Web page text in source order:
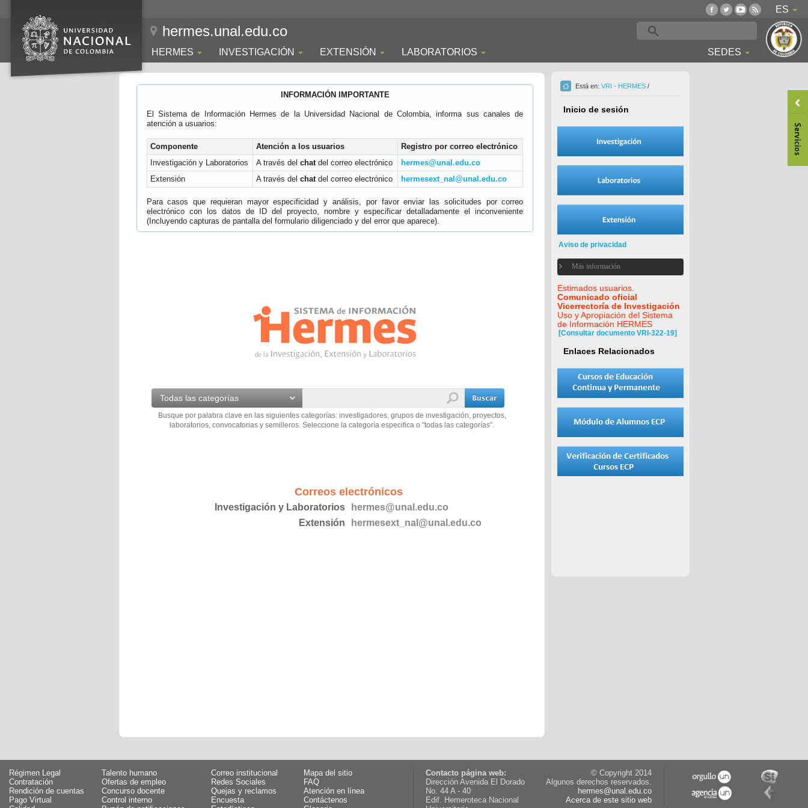
ES
hermes.unal.edu.co
HERMES INVESTIGACIÓN EXTENSIÓN LABORATORIOS SEDES
INFORMACIÓN IMPORTANTE
El Sistema de Información Hermes de la Universidad Nacional de Colombia, informa sus canales de
atención a usuarios:
Componente Atención a los usuarios
Registro por correo electrónico
Investigación y Laboratorios
A través del chatdel correo electrónico
hermes@unal.edu.co
Extensión
A través del chatdel correo electrónico hermesext_nal@unal.edu.co
Para casos que requieran mayor especificidad y análisis, por favor enviar las solicitudes por correo
electrónico con los datos de ID del proyecto, nombre y especificar detalladamente el inconveniente
(Incluyendo capturas de pantalla del formulario diligenciado y del error que aparece).
Todas las categorías
Busque por palabra clave en las siguientes categorías: investigadores, grupos de investigación, proyectos,
laboratorios, convocatorias y semilleros. Seleccione la categoría especifica o "todas las categorías".
Correos electrónicos
Investigación y Laboratorios
hermes@unal.edu.co
Extensión
hermesext_nal@unal.edu.co
Está en: VRI - HERMES /
Inicio de sesión
Aviso de privacidad
Más información
Estimados usuarios.
Comunicado oficial
Vicerrectoría de Investigación
Uso y Apropiación del Sistema
de Información HERMES
[Consultar documento VRI-322-19]
Enlaces Relacionados
Régimen Legal
Talento humano
Contratación
Ofertas de empleo
Rendición de cuentas
Concurso docente
Pago Virtual
Control interno
Correo institucional
Mapa del sitio
Redes Sociales
FAQ
Quejas y reclamos
Atención en línea
Encuesta
Contáctenos
Contacto página web:
Dirección Avenida El Dorado
No. 44 A - 40
Edif. Hemeroteca Nacional
© Copyright 2014
Algunos derechos reservados.
hermes@unal.edu.co
Acerca de este sitio web